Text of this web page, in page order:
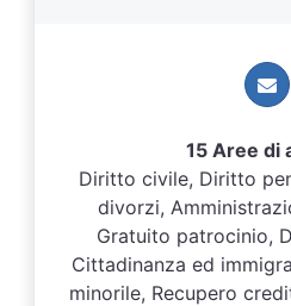
15 Aree di
Diritto civile, Diritto
divorzi,
Gratuito patrocinio,
Cittadinanza ed
minorile, Recupero